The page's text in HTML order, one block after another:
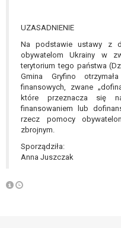
UZASADNIENIE
Na podstawie ustawy z
obywatelom Ukrainy w
terytorium tego państwa
Gmina Gryfino
finansowych, zwane
które przeznacza się
finansowaniem lub
rzecz pomocy
zbrojnym.
Sporządziła:
Anna Juszczak
dobrowolne albo
umownym.
Pani/Pana dane nie
tym również